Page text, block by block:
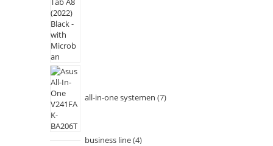
all-in-one systemen 7
business line 4